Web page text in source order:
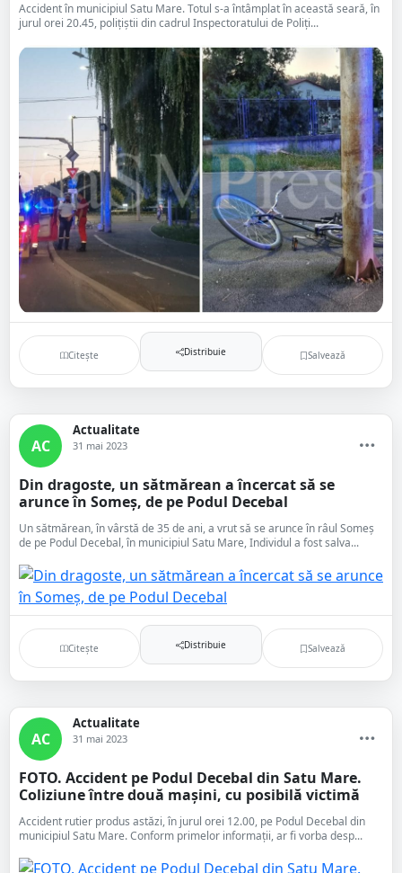
Accident în municipiul Satu Mare. Totul s-a întâmplat în această seară, în
jurul orei 20.45, polițiștii din cadrul Inspectoratului de Poliți...
Citește Distribuie Salvează
AC
Actualitate
31 mai 2023
Din dragoste, un sătmărean a încercat să se
arunce în Someș, de pe Podul Decebal
Un sătmărean, în vârstă de 35 de ani, a vrut să se arunce în râul Someș
de pe Podul Decebal, în municipiul Satu Mare, Individul a fost salva...
Citește Distribuie Salvează
AC
Actualitate
31 mai 2023
FOTO. Accident pe Podul Decebal din Satu Mare.
Coliziune între două mașini, cu posibilă victimă
Accident rutier produs astăzi, în jurul orei 12.00, pe Podul Decebal din
municipiul Satu Mare. Conform primelor informații, ar fi vorba desp...